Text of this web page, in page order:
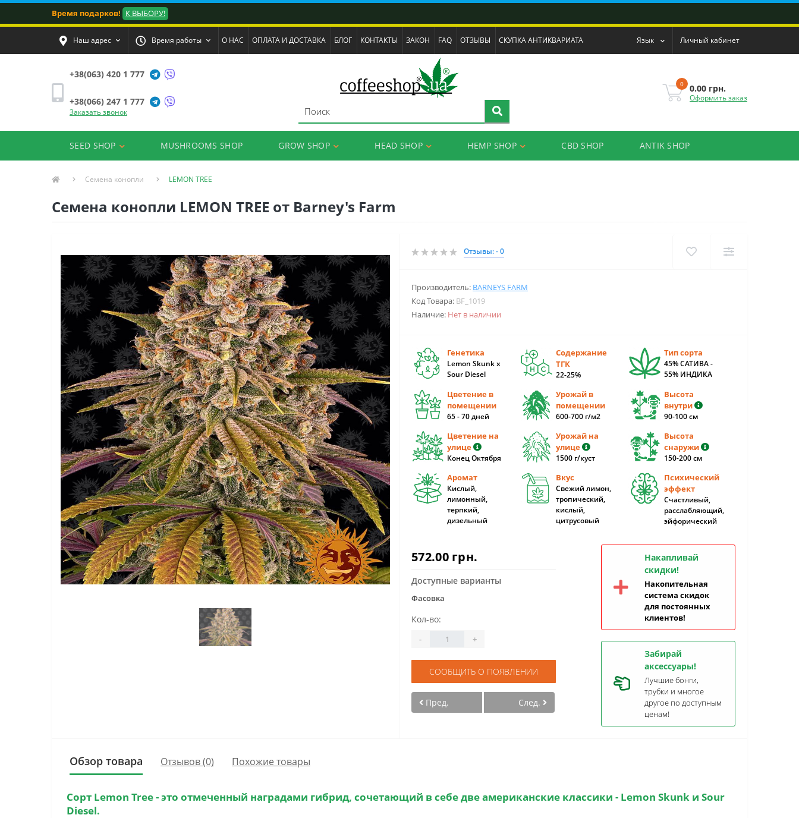
Время подарков! К ВЫБОРУ!
Наш адрес Время работы О НАС ОПЛАТА И ДОСТАВКА БЛОГ КОНТАКТЫ ЗАКОН FAQ ОТЗЫВЫ СКУПКА АНТИКВАРИАТА Язык Личный кабинет
+38(063) 420 1 777
+38(066) 247 1 777
Заказать звонок
0 0.00 грн.
Оформить заказ
SEED SHOP MUSHROOMS SHOP GROW SHOP HEAD SHOP HEMP SHOP CBD SHOP ANTIK SHOP
Семена конопли LEMON TREE
Семена конопли LEMON TREE от Barney's Farm
Отзывы: - 0
Производитель: BARNEYS FARM
Код Товара: BF_1019
Наличие: Нет в наличии
Генетика
Lemon Skunk x
Sour Diesel
Содержание
ТГК
22-25%
Тип сорта
45% САТИВА -
55% ИНДИКА
Цветение в
помещении
65 - 70 дней
Урожай в
помещении
600-700 г/м2
Высота
внутри
90-100 cм
Цветение на
улице
Конец Октября
Урожай на
улице
1500 г/куст
Высота
снаружи
150-200 cм
Аромат
Кислый,
лимонный,
терпкий,
дизельный
Вкус
Свежий лимон,
тропический,
кислый,
цитрусовый
Психический
эффект
Счастливый,
расслабляющий,
эйфорический
572.00 грн.
Доступные варианты
Фасовка
Кол-во:
- +
СООБЩИТЬ О ПОЯВЛЕНИИ
Пред. След.
Накапливай
скидки!
Накопительная
система скидок
для постоянных
клиентов!
Забирай
аксессуары!
Лучшие бонги,
трубки и многое
другое по доступным
ценам!
Обзор товара Отзывов (0) Похожие товары
Сорт Lemon Tree- это отмеченный наградами гибрид, сочетающий в себе две американские классики - Lemon Skunk и Sour
Diesel.